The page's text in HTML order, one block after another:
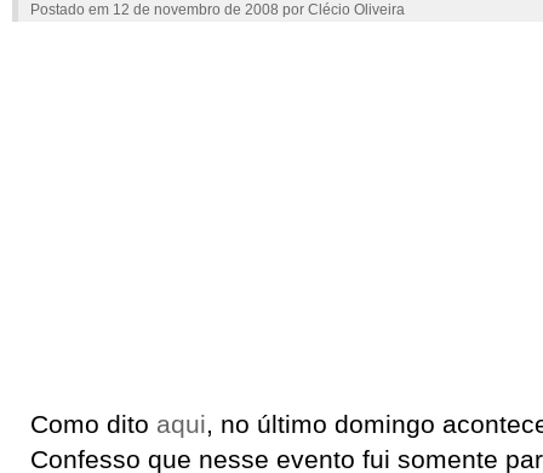
Postado em 12 de novembro de 2008 por Clécio Oliveira
Como dito aqui, no último domingo
Confesso que nesse evento fui somente